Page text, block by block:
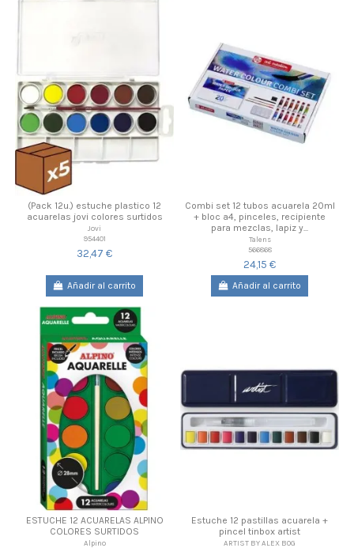
(Pack 12u.) estuche plastico 12
acuarelas jovi colores surtidos
Jovi
954401
32,47 €
Añadir al carrito
Combi set 12 tubos acuarela 20ml
+ bloc a4, pinceles, recipiente
para mezclas, lapiz y...
Talens
566868
24,15 €
Añadir al carrito
ESTUCHE 12 ACUARELAS ALPINO
COLORES SURTIDOS
Alpino
Estuche 12 pastillas acuarela +
pincel tinbox artist
ARTIST BY ALEX BOG